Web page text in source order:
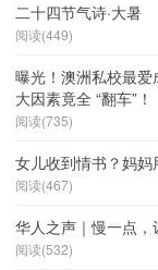
二十四节气诗·大暑
阅读(449)
曝光！澳洲私校最
大因素竟全 “翻车”！
阅读(735)
女儿收到情书？妈妈
阅读(467)
华人之声｜慢一点
阅读(532)